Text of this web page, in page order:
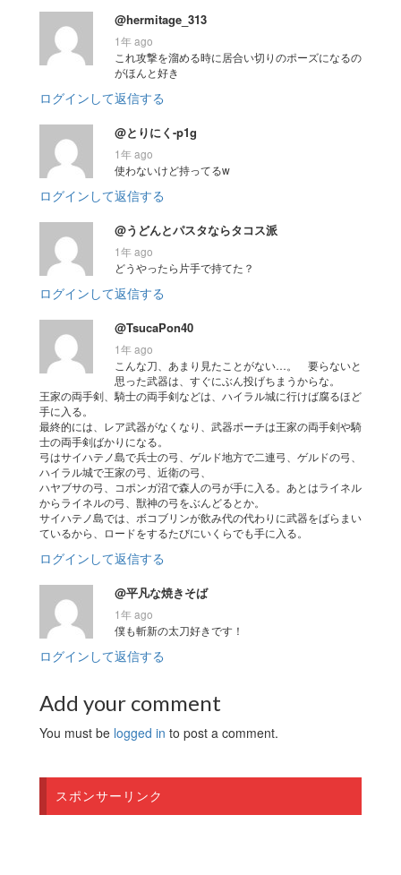
@hermitage_313
1年 ago
これ攻撃を溜める時に居合い切りのポーズになるの
がほんと好き
ログインして返信する
@とりにく-p1g
1年 ago
使わないけど持ってるw
ログインして返信する
@うどんとパスタならタコス派
1年 ago
どうやったら片手で持てた？
ログインして返信する
@TsucaPon40
1年 ago
こんな刀、あまり見たことがない…。 要らないと
思った武器は、すぐにぶん投げちまうからな。
王家の両手剣、騎士の両手剣などは、ハイラル城に行けば腐るほど
手に入る。
最終的には、レア武器がなくなり、武器ポーチは王家の両手剣や騎
士の両手剣ばかりになる。
弓はサイハテノ島で兵士の弓、ゲルド地方で二連弓、ゲルドの弓、
ハイラル城で王家の弓、近衛の弓、
ハヤブサの弓、コポンガ沼で森人の弓が手に入る。あとはライネル
からライネルの弓、獣神の弓をぶんどるとか。
サイハテノ島では、ボコブリンが飲み代の代わりに武器をばらまい
ているから、ロードをするたびにいくらでも手に入る。
ログインして返信する
@平凡な焼きそば
1年 ago
僕も斬新の太刀好きです！
ログインして返信する
Add your comment
You must be logged in to post a comment.
スポンサーリンク